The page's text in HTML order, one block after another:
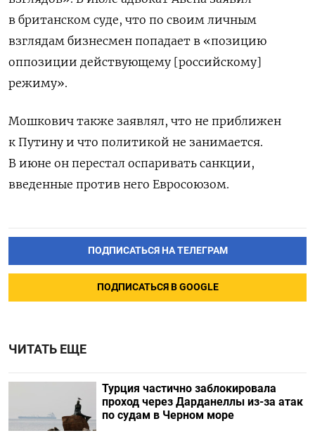
в британском суде, что по своим личным
взглядам бизнесмен попадает в «позицию
оппозиции действующему [российскому]
режиму».
Мошкович также заявлял, что не приближен
к Путину и что политикой не занимается.
В июне он перестал оспаривать санкции,
введенные против него Евросоюзом.
ПОДПИСАТЬСЯ НА ТЕЛЕГРАМ
ПОДПИСАТЬСЯ В GOOGLE
ЧИТАТЬ ЕЩЕ
Турция частично заблокировала
проход через Дарданеллы из-за атак
по судам в Черном море